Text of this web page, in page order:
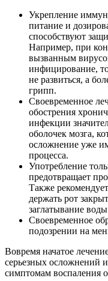
Укрепление
питание и
способствуют
Например, при
вызванным
инфицирование,
не развиться, а
грипп.
Своевременное
обострения
инфекции
оболочек мозга,
осложнение уже
процесса.
Употребление
предотвращает
Также
держать рот
заглатывание
Своевременное
подозрении на
Вовремя начатое
серьезных осложнений
симптомам воспаления